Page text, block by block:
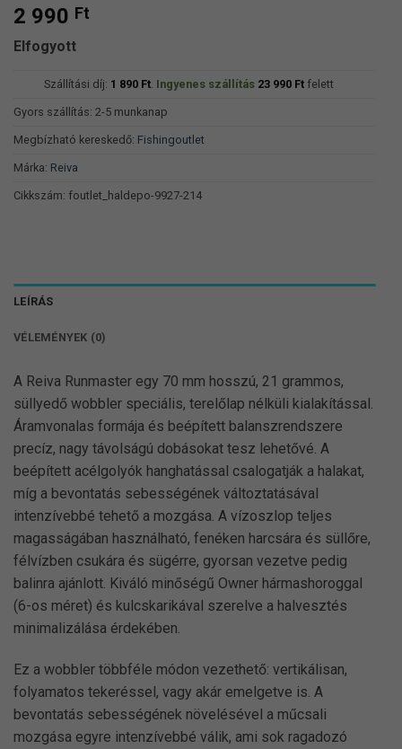
2 990 Ft
Elfogyott
Szállítási díj: 1 890 Ft. Ingyenes szállítás 23 990 Ftfelett
Gyors szállítás: 2-5 munkanap
Megbízható kereskedő: Fishingoutlet
Márka: Reiva
Cikkszám: foutlet_haldepo-9927-214
LEÍRÁS
VÉLEMÉNYEK (0)
A Reiva Runmaster egy 70 mm hosszú, 21 grammos,
süllyedő wobbler speciális, terelőlap nélküli kialakítással.
Áramvonalas formája és beépített balanszrendszere
precíz, nagy távolságú dobásokat tesz lehetővé. A
beépített acélgolyók hanghatással csalogatják a halakat,
míg a bevontatás sebességének változtatásával
intenzívebbé tehető a mozgása. A vízoszlop teljes
magasságában használható, fenéken harcsára és süllőre,
félvízben csukára és sügérre, gyorsan vezetve pedig
balinra ajánlott. Kiváló minőségű Owner hármashoroggal
(6-os méret) és kulcskarikával szerelve a halvesztés
minimalizálása érdekében.
Ez a wobbler többféle módon vezethető: vertikálisan,
folyamatos tekeréssel, vagy akár emelgetve is. A
bevontatás sebességének növelésével a műcsali
mozgása egyre intenzívebbé válik, ami sok ragadozó